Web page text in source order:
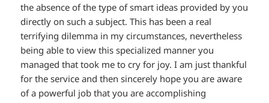
the absence of the type of smart ideas provided by you
directly on such a subject. This has been a real
terrifying dilemma in my circumstances, nevertheless
being able to view this specialized manner you
managed that took me to cry for joy. I am just thankful
for the service and then sincerely hope you are aware
of a powerful job that you are accomplishing